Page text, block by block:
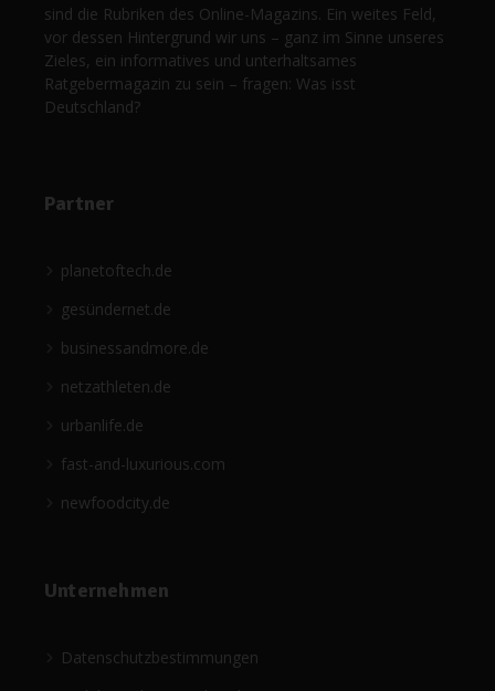
sind die Rubriken des Online-Magazins. Ein weites Feld,
vor dessen Hintergrund wir uns – ganz im Sinne unseres
Zieles, ein informatives und unterhaltsames
Ratgebermagazin zu sein – fragen: Was isst
Deutschland?
Partner
planetoftech.de
gesündernet.de
businessandmore.de
netzathleten.de
urbanlife.de
fast-and-luxurious.com
newfoodcity.de
Unternehmen
Datenschutzbestimmungen